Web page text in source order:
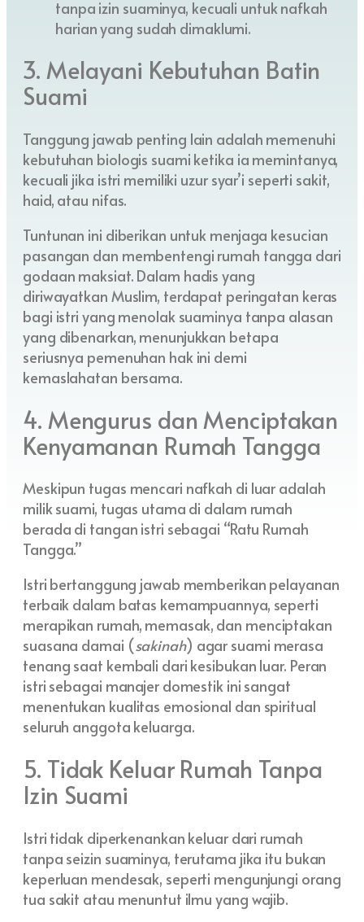
tanpa izin suaminya, kecuali untuk nafkah
harian yang sudah dimaklumi.
3. Melayani Kebutuhan Batin
Suami
Tanggung jawab penting lain adalah memenuhi
kebutuhan biologis suami ketika ia memintanya,
kecuali jika istri memiliki uzur syar’i seperti sakit,
haid, atau nifas.
Tuntunan ini diberikan untuk menjaga kesucian
pasangan dan membentengi rumah tangga dari
godaan maksiat. Dalam hadis yang
diriwayatkan Muslim, terdapat peringatan keras
bagi istri yang menolak suaminya tanpa alasan
yang dibenarkan, menunjukkan betapa
seriusnya pemenuhan hak ini demi
kemaslahatan bersama.
4. Mengurus dan Menciptakan
Kenyamanan Rumah Tangga
Meskipun tugas mencari nafkah di luar adalah
milik suami, tugas utama di dalam rumah
berada di tangan istri sebagai “Ratu Rumah
Tangga.”
Istri bertanggung jawab memberikan pelayanan
terbaik dalam batas kemampuannya, seperti
merapikan rumah, memasak, dan menciptakan
suasana damai (sakinah) agar suami merasa
tenang saat kembali dari kesibukan luar. Peran
istri sebagai manajer domestik ini sangat
menentukan kualitas emosional dan spiritual
seluruh anggota keluarga.
5. Tidak Keluar Rumah Tanpa
Izin Suami
Istri tidak diperkenankan keluar dari rumah
tanpa seizin suaminya, terutama jika itu bukan
keperluan mendesak, seperti mengunjungi orang
tua sakit atau menuntut ilmu yang wajib.